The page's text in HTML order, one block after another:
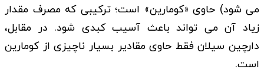
می شود) حاوی «کومارین» است؛ ترکیبی که مصرف مقدار
زیاد آن می تواند باعث آسیب کبدی شود. در مقابل،
دارچین سیلان فقط حاوی مقادیر بسیار ناچیزی از کومارین
است.